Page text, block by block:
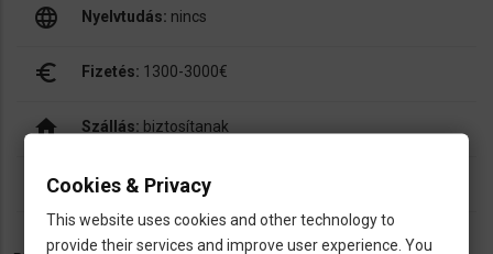
language Nyelvtudás: nincs
euro_symbol Fizetés: 1300-3000€
home Szállás: biztosítanak
people Párokat vesznek fel?
Cookies & Privacy
This website uses cookies and other technology to
provide their services and improve user experience. You